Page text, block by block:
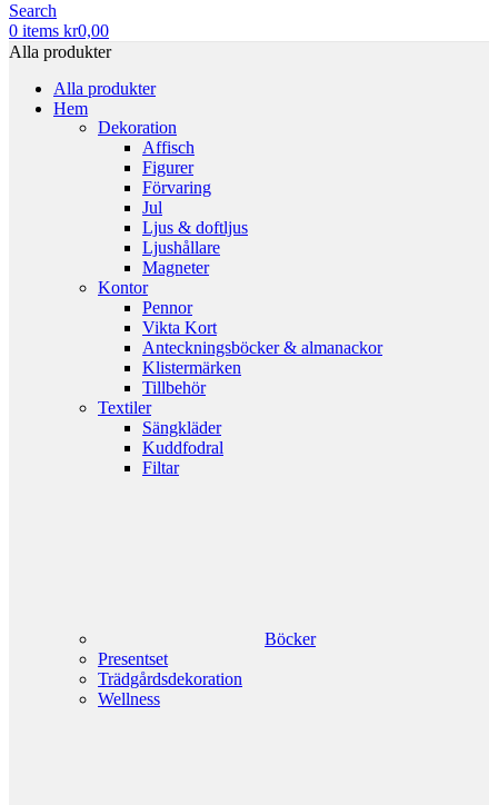
Search
0 items kr0,00
Alla produkter
Alla produkter
Hem
Dekoration
Affisch
Figurer
Förvaring
Jul
Ljus & doftljus
Ljushållare
Magneter
Kontor
Pennor
Vikta Kort
Anteckningsböcker & almanackor
Klistermärken
Tillbehör
Textiler
Sängkläder
Kuddfodral
Filtar
Böcker
Presentset
Trädgårdsdekoration
Wellness